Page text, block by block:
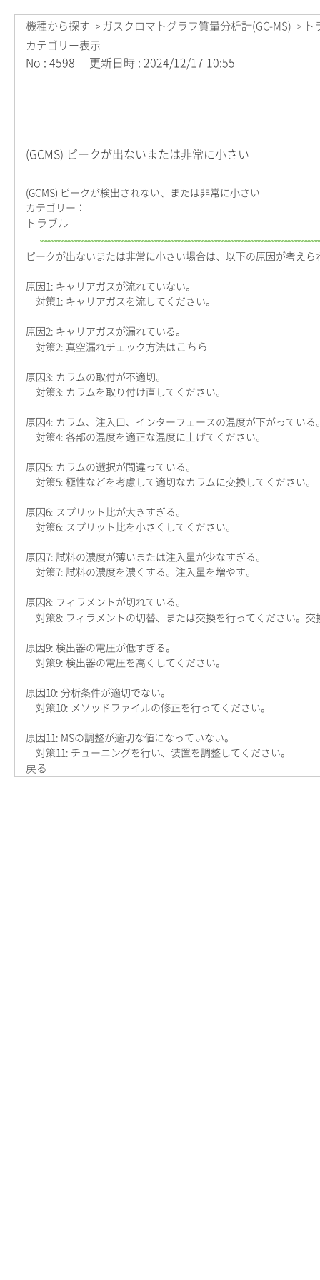
機種から探す > ガスクロマトグラフ質量分析計(GC-MS) >
ト
カテゴリー表示
No : 4598 更新日時 : 2024/12/17 10:55
(GCMS) ピークが出ないまたは非常に小さい
(GCMS) ピークが検出されない、または非常に小さい
カテゴリー：
トラブル
ピークが出ないまたは非常に小さい場合は、以下の原因が考えら
原因1: キャリアガスが流れていない。
対策1: キャリアガスを流してください。
原因2: キャリアガスが漏れている。
対策2: 真空漏れチェック方法は こちら
原因3: カラムの取付が不適切。
対策3: カラムを取り付け直してください。
原因4: カラム、注入口、インターフェースの温度が下がっている
対策4: 各部の温度を適正な温度に上げてください。
原因5: カラムの選択が間違っている。
対策5: 極性などを考慮して適切なカラムに交換してください。
原因6: スプリット比が大きすぎる。
対策6: スプリット比を小さくしてください。
原因7: 試料の濃度が薄いまたは注入量が少なすぎる。
対策7: 試料の濃度を濃くする。注入量を増やす。
原因8: フィラメントが切れている。
対策8: フィラメントの切替、または交換を行ってください。交
原因9: 検出器の電圧が低すぎる。
対策9: 検出器の電圧を高くしてください。
原因10: 分析条件が適切でない。
対策10: メソッドファイルの修正を行ってください。
原因11: MSの調整が適切な値になっていない。
対策11: チューニングを行い、装置を調整してください。
戻る